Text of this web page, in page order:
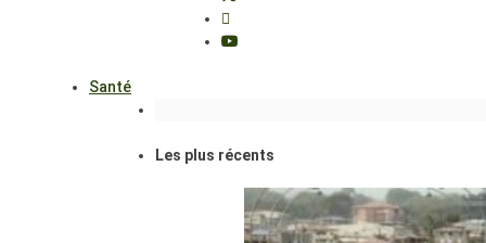
Santé
Les plus récents